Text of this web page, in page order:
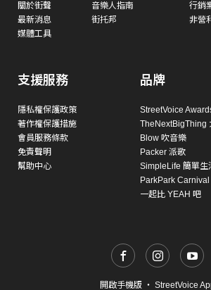
關於街聲
最新消息
媒體工具
音樂人指南
街托邦
行銷
非營
支援服務
隱私權保護政策
著作權保護措施
會員服務條款
免責聲明
幫助中心
品牌
StreetVoice
TheNextBigThing
Blow 吹音樂
Packer 派歌
SimpleLife 簡單生
ParkPark Carnival
一起比 YEAH 吧
開啟手機版 ・ StreetVoice